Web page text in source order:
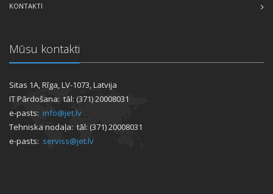
KONTAKTI
Mūsu kontakti
Sitas 1A, Rīga, LV-1073, Latvija
IT Pārdošana: tāl: (371) 20008031
e-pasts: info@jet.lv
Tehniska nodaļa: tāl: (371) 20008031
e-pasts: serviss@jet.lv